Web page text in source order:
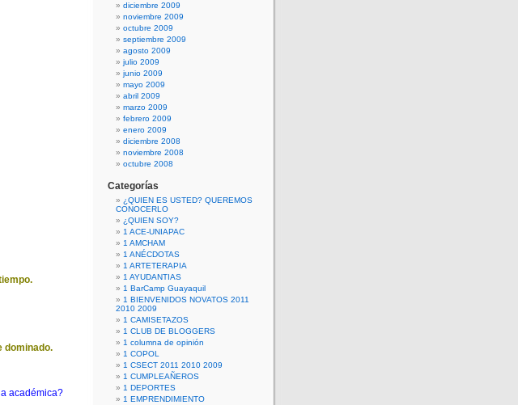
dominado.
académica?
diciembre 2009
noviembre 2009
octubre 2009
septiembre 2009
agosto 2009
julio 2009
junio 2009
mayo 2009
abril 2009
marzo 2009
febrero 2009
enero 2009
diciembre 2008
noviembre 2008
octubre 2008
Categorías
¿QUIEN ES USTED? QUEREMOS
CONOCERLO
¿QUIEN SOY?
1 ACE-UNIAPAC
1 AMCHAM
1 ANÉCDOTAS
1 ARTETERAPIA
1 AYUDANTIAS
1 BarCamp Guayaquil
1 BIENVENIDOS NOVATOS 2011
2010 2009
1 CAMISETAZOS
1 CLUB DE BLOGGERS
1 columna de opinión
1 COPOL
1 CSECT 2011 2010 2009
1 CUMPLEAÑEROS
1 DEPORTES
1 EMPRENDIMIENTO